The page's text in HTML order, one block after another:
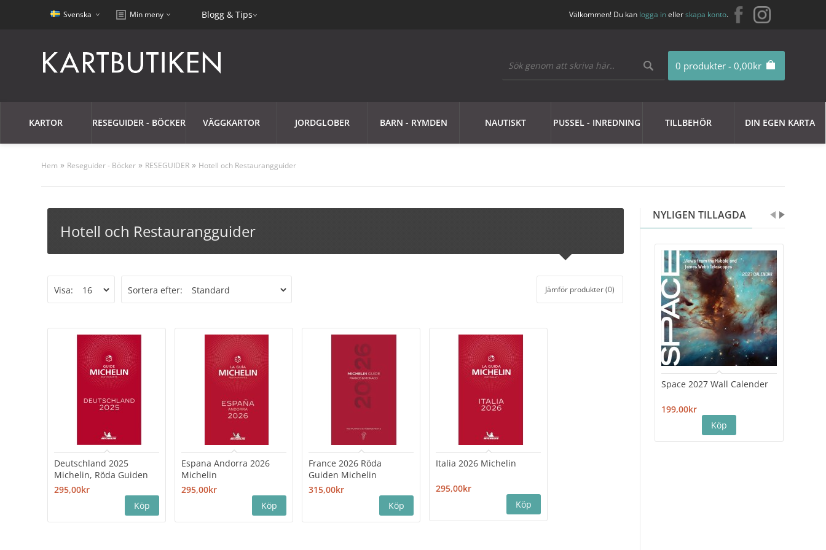
Svenska Min meny Blogg & Tips Välkommen! Du kan logga inellerskapa konto.
0 produkter - 0,00kr
KARTOR RESEGUIDER - BÖCKER VÄGGKARTOR JORDGLOBER BARN - RYMDEN NAUTISKT PUSSEL - INREDNING TILLBEHÖR DIN EGEN KARTA
Hem » Reseguider - Böcker » RESEGUIDER » Hotell och Restaurangguider
NYLIGEN TILLAGDA
Space 2027 Wall Calender
199,00kr
Hotell och Restaurangguider
Jämför produkter (0)
Visa: Sortera efter:
Deutschland 2025
Michelin, Röda Guiden
295,00kr
Espana Andorra 2026
Michelin
295,00kr
France 2026 Röda
Guiden Michelin
315,00kr
Italia 2026 Michelin
295,00kr